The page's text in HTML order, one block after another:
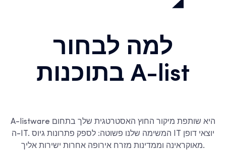
למה לבחור
בתוכנות A-list
A-listware היא שותפת מיקור החוץ האסטרטגית שלך בתחום
ה-IT. המשימה שלנו פשוטה: לספק פתרונות גיוס IT יוצאי דופן
מאוקראינה וממדינות מזרח אירופה אחרות ישירות אליך.